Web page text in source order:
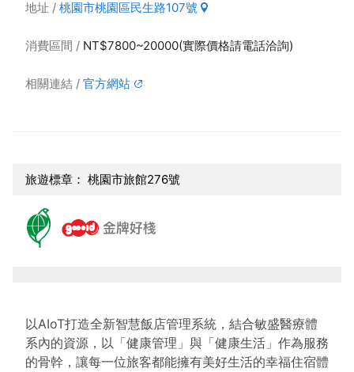
地址 桃園市桃園區民生路107號
消費區間 NT$7800~20000(實際價格請電話洽詢)
相關連結 官方網站
旅遊標章： 桃園市旅館276號
以AIoT打造全新智慧飯店管理系統，結合敏盛醫療體
系內的資源，以「健康管理」與「健康生活」作為服務
的骨幹，讓每一位旅客都能擁有美好生活的幸福住宿體